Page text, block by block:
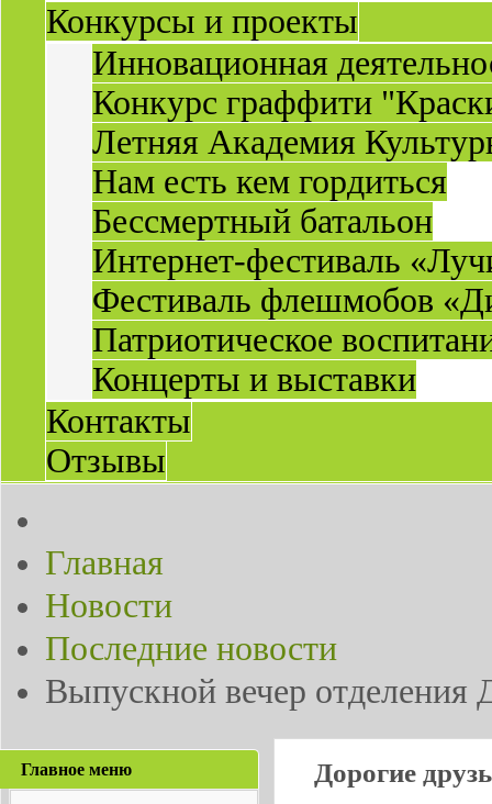
Конкурсы и проекты
Инновационная
Конкурс граффити
Летняя Академия
Нам есть кем гордиться
Бессмертный батальон
Интернет-фестиваль
Фестиваль флешмобов
Патриотическое
Концерты и выставки
Контакты
Отзывы
Главная
Новости
Последние новости
Выпускной вечер отделения
Главное меню
Дорогие